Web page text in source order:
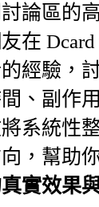
論區的
在
經驗，
、副作
系統性
，幫助
實效果